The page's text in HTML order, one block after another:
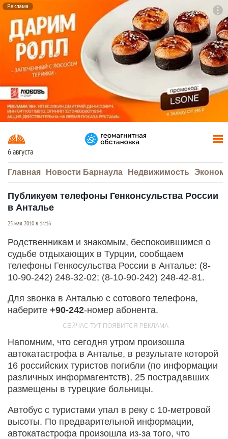
Реклама
6 августа
Главная Новости Барнаула Недвижимость
Публикуем телефоны Генконсульства России
в Анталье
25 мая 2010 в 14:16
Родственникам и знакомым, беспокоившимся о
судьбе отдыхающих в Турции, сообщаем
телефоны Генкосульства России в Анталье: (8-
10-90-242) 248-32-02; (8-10-90-242) 248-42-81.
Для звонка в Анталью с сотового телефона,
наберите +90-242-номер абонента.
Напомним, что сегодня утром произошла
автокатастрофа в Анталье, в результате которой
16 российских туристов погибли (по информации
различных информагентств), 25 пострадавших
размещены в турецкие больницы.
Автобус с туристами упал в реку с 10-метровой
высоты. По предварительной информации,
автокатастрофа произошла из-за того, что